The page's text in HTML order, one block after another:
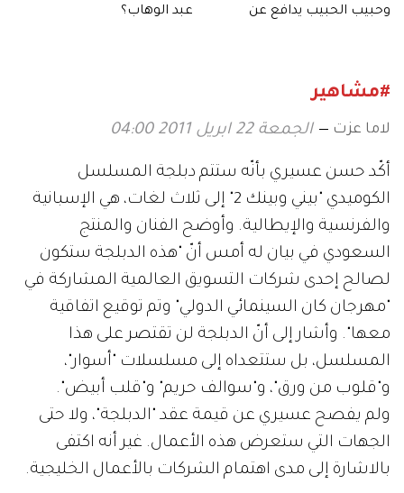
وحبيب الحبيب يدافع عن
عبد الوهاب؟
#مشاهير
لاما عزت الجمعة 22 ابريل 2011 04:00
أكّد حسن عسيري بأنّه ستتم دبلجة المسلسل
الكوميدي "بيني وبينك 2" إلى ثلاث لغات، هي الإسبانية
والفرنسية والإيطالية. وأوضح الفنان والمنتج
السعودي في بيان له أمس أنّ "هذه الدبلجة ستكون
لصالح إحدى شركات التسويق العالمية المشاركة في
"مهرجان كان السينمائي الدولي" وتم توقيع اتفاقية
معها". وأشار إلى أنّ الدبلجة لن تقتصر على هذا
المسلسل، بل ستتعداه إلى مسلسلات "أسوار"،
و"قلوب من ورق"، و"سوالف حريم" و"قلب أبيض".
ولم يفصح عسيري عن قيمة عقد "الدبلجة"، ولا حتى
الجهات التي ستعرض هذه الأعمال. غير أنه اكتفى
بالاشارة إلى مدى اهتمام الشركات بالأعمال الخليجية.